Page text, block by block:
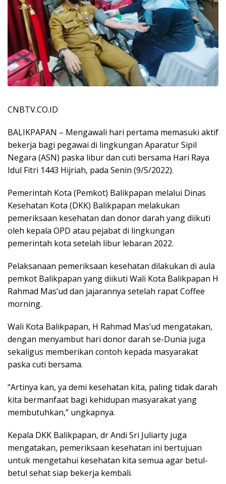
CNBTV.CO.ID
BALIKPAPAN – Mengawali hari pertama memasuki aktif
bekerja bagi pegawai di lingkungan Aparatur Sipil
Negara (ASN) paska libur dan cuti bersama Hari Raya
Idul Fitri 1443 Hijriah, pada Senin (9/5/2022).
Pemerintah Kota (Pemkot) Balikpapan melalui Dinas
Kesehatan Kota (DKK) Balikpapan melakukan
pemeriksaan kesehatan dan donor darah yang diikuti
oleh kepala OPD atau pejabat di lingkungan
pemerintah kota setelah libur lebaran 2022.
Pelaksanaan pemeriksaan kesehatan dilakukan di aula
pemkot Balikpapan yang diikuti Wali Kota Balikpapan H
Rahmad Mas’ud dan jajarannya setelah rapat Coffee
morning.
Wali Kota Balikpapan, H Rahmad Mas’ud mengatakan,
dengan menyambut hari donor darah se-Dunia juga
sekaligus memberikan contoh kepada masyarakat
paska cuti bersama.
“Artinya kan, ya demi kesehatan kita, paling tidak darah
kita bermanfaat bagi kehidupan masyarakat yang
membutuhkan,” ungkapnya.
Kepala DKK Balikpapan, dr Andi Sri Juliarty juga
mengatakan, pemeriksaan kesehatan ini bertujuan
untuk mengetahui kesehatan kita semua agar betul-
betul sehat siap bekerja kembali.